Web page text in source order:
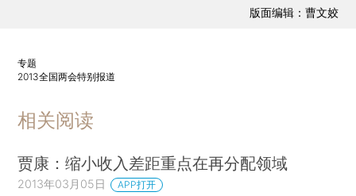
版面编辑：曹文姣
专题
2013全国两会特别报道
相关阅读
贾康：缩小收入差距重点在再分配领域
2013年03月05日 APP打开